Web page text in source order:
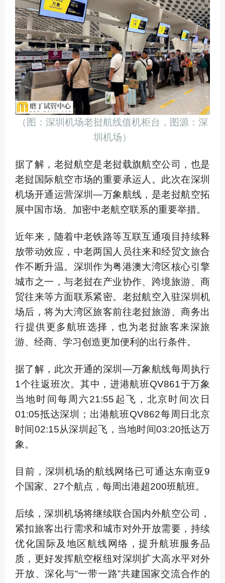
（图：深圳机场老挝航线值机柜台，图源：深
圳机场）
据了解，老挝航空是老挝载旗航空公司，也是
老挝国际航空市场的重要承运人。此次在深圳
机场开通运营深圳—万象航线，是老挝航空拓
展中国市场、加密中老航空联系的重要举措。
近年来，随着中老铁路等互联互通项目持续释
放带动效应，中老两国人员往来和经贸文旅合
作不断升温。深圳作为粤港澳大湾区核心引擎
城市之一，与老挝在产业协作、跨境旅游、商
贸往来等方面联系紧密。老挝航空入驻深圳机
场后，将为大湾区旅客前往老挝旅游、商务出
行提供更多航班选择，也为老挝旅客来深旅
游、经商、学习创造更加便利的出行条件。
据了解，此次开通的深圳—万象航线每周执行
1个往返班次。其中，进港航班QV861于万象
当地时间每周六21:55起飞，北京时间次日
01:05抵达深圳；出港航班QV862每周日北京
时间02:15从深圳起飞，当地时间03:20抵达万
象。
目前，深圳机场的航线网络已可通达东南亚9
个国家、27个航点，每周出港超200班航班。
后续，深圳机场将继续联合国内外航空公司，
紧扣旅客出行需求和城市对外开放需要，持续
优化国际及地区航线网络，提升航班服务品
质，更好发挥航空枢纽对深圳扩大高水平对外
开放、深化与“一带一路”共建国家交流合作的